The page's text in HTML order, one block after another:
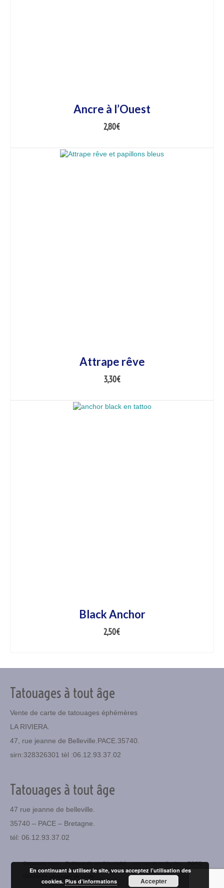
Ancre à l’Ouest
2,80€
Attrape rêve
3,30€
Black Anchor
2,50€
Tatouages à tout âge
Vente de carte de tatouages éphémères
LA RIVIERA.
47, rue jeanne de Belleville.PACE.35740.
sirn:328326301 tèl :06.12.93.37.02
Tatouages à tout âge
47 rue jeanne de belleville.
35740 – PACE – Bretagne.
tél: 06.12.93.37.02
Contactez nous Politique de confidentialité nos mentions légales RGPD
En continuant à utiliser le site, vous acceptez l’utilisation des
cookies.Plus d’informations Accepter